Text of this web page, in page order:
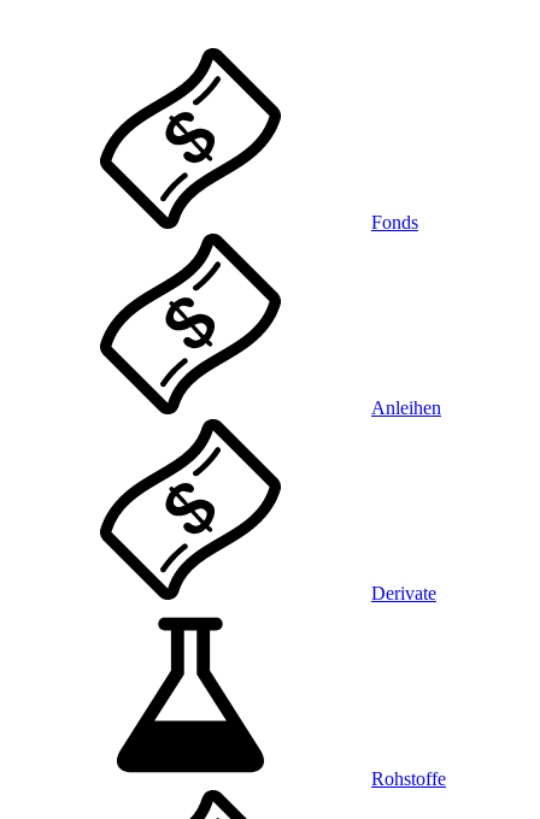
Fonds
Anleihen
Derivate
Rohstoffe